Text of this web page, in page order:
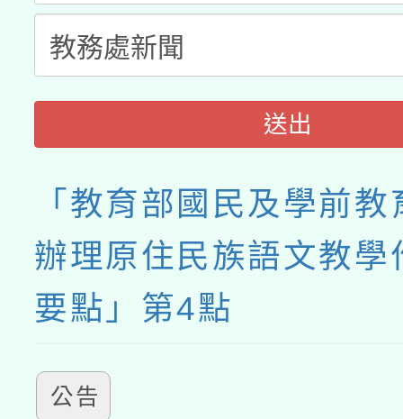
送出
「教育部國民及學前
辦理原住民族語文教學
要點」第4點
公告